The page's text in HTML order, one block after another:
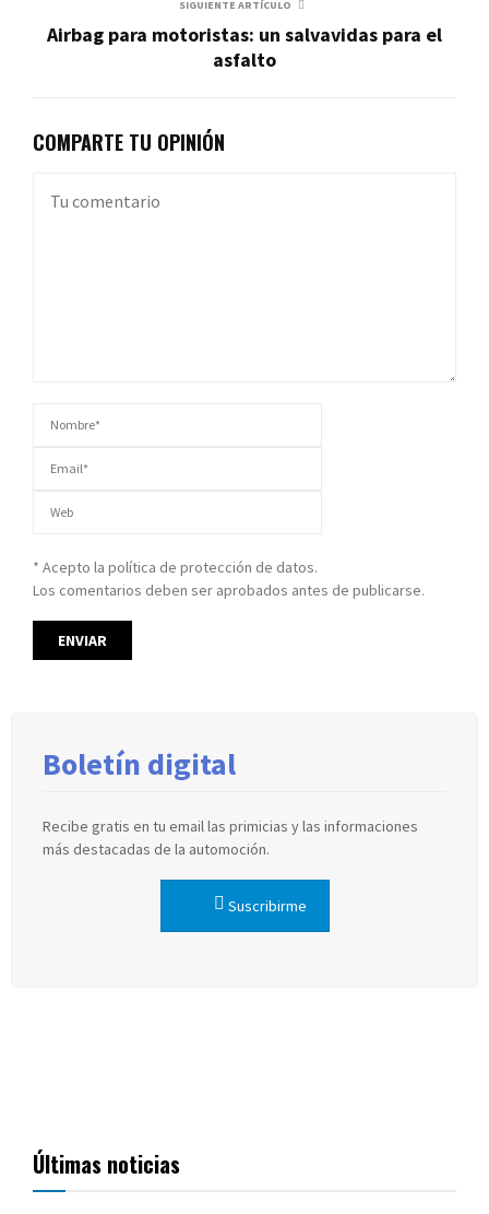
SIGUIENTE ARTÍCULO
Airbag para motoristas: un salvavidas para el
asfalto
COMPARTE TU OPINIÓN
* Acepto la política de protección de datos.
Los comentarios deben ser aprobados antes de publicarse.
Boletín digital
Recibe gratis en tu email las primicias y las informaciones
más destacadas de la automoción.
Suscribirme
Últimas noticias